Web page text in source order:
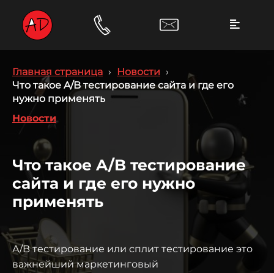
Главная страница › Новости ›
Что такое A/B тестирование сайта и где его
нужно применять
Новости
Что такое A/B тестирование
сайта и где его нужно
применять
А/B тестирование или сплит тестирование это
важнейший маркетинговый